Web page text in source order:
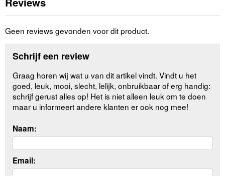
Geen reviews gevonden voor dit product.
Schrijf een review
Graag horen wij wat u van dit artikel vindt. Vindt u het
goed, leuk, mooi, slecht, lelijk, onbruikbaar of erg handig:
schrijf gerust alles op! Het is niet alleen leuk om te doen
maar u informeert andere klanten er ook nog mee!
Naam:
Email: